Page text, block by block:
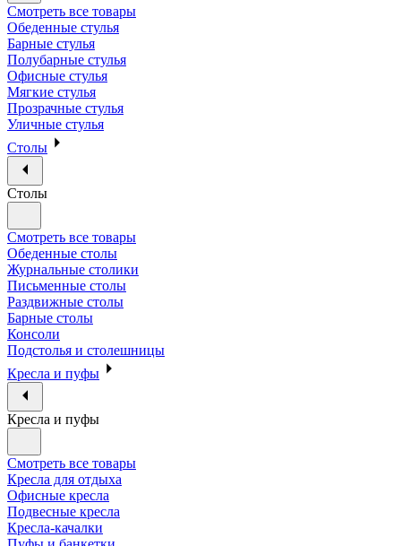
Смотреть все товары
Обеденные стулья
Барные стулья
Полубарные стулья
Офисные стулья
Мягкие стулья
Прозрачные стулья
Уличные стулья
Столы
Столы
Смотреть все товары
Обеденные столы
Журнальные столики
Письменные столы
Раздвижные столы
Барные столы
Консоли
Подстолья и столешницы
Кресла и пуфы
Кресла и пуфы
Смотреть все товары
Кресла для отдыха
Офисные кресла
Подвесные кресла
Кресла-качалки